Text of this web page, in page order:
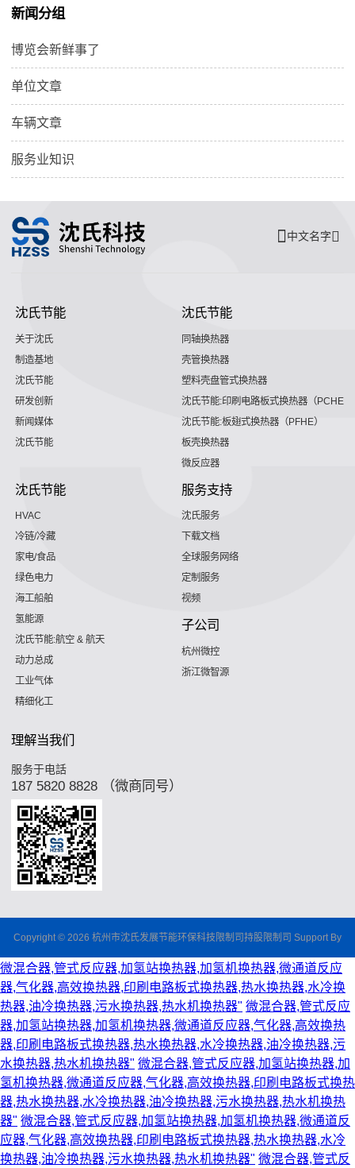
新闻分组
博览会新鲜事了
单位文章
车辆文章
服务业知识
中文名字
沈氏节能
关于沈氏
制造基地
沈氏节能
研发创新
新闻媒体
沈氏节能
沈氏节能
同轴换热器
壳管换热器
塑料壳盘管式换热器
沈氏节能:印刷电路板式换热器（PCHE）
沈氏节能:板翅式换热器（PFHE）
板壳换热器
微反应器
沈氏节能
HVAC
冷链/冷藏
家电/食品
绿色电力
海工船舶
氢能源
沈氏节能:航空 & 航天
动力总成
工业气体
精细化工
服务支持
沈氏服务
下载文档
全球服务网络
定制服务
视频
子公司
杭州微控
浙江微智源
理解当我们
服务于电話
187 5820 8828 （微商同号）
Copyright © 2026 杭州市沈氏发展节能环保科技限制司持股限制司 Support By
微混合器,管式反应器,加氢站换热器,加氢机换热器,微通道反应
器,气化器,高效换热器,印刷电路板式换热器,热水换热器,水冷换
热器,油冷换热器,污水换热器,热水机换热器" 微混合器,管式反应
器,加氢站换热器,加氢机换热器,微通道反应器,气化器,高效换热
器,印刷电路板式换热器,热水换热器,水冷换热器,油冷换热器,污
水换热器,热水机换热器" 微混合器,管式反应器,加氢站换热器,加
氢机换热器,微通道反应器,气化器,高效换热器,印刷电路板式换热
器,热水换热器,水冷换热器,油冷换热器,污水换热器,热水机换热
器" 微混合器,管式反应器,加氢站换热器,加氢机换热器,微通道反
应器,气化器,高效换热器,印刷电路板式换热器,热水换热器,水冷
换热器,油冷换热器,污水换热器,热水机换热器" 微混合器,管式反